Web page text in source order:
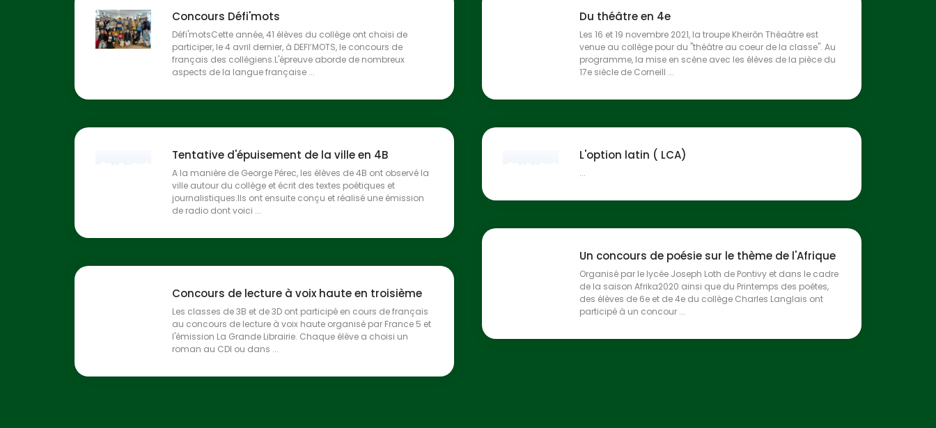
Concours Défi'mots
Défi'motsCette année, 41 élèves du collège ont choisi de
participer, le 4 avril dernier, à DEFI’MOTS, le concours de
français des collégiens.L'épreuve aborde de nombreux
aspects de la langue française ...
Du théâtre en 4e
Les 16 et 19 novembre 2021, la troupe Kheirôn Théaâtre est
venue au collège pour du "théâtre au coeur de la classe". Au
programme, la mise en scène avec les élèves de la pièce du
17e siècle de Corneill ...
Tentative d'épuisement de la ville en 4B
A la manière de George Pérec, les élèves de 4B ont observé la
ville autour du collège et écrit des textes poétiques et
journalistiques.Ils ont ensuite conçu et réalisé une émission
de radio dont voici ...
L'option latin ( LCA)
...
Un concours de poésie sur le thème de l'Afrique
Organisé par le lycée Joseph Loth de Pontivy et dans le cadre
de la saison Afrika2020 ainsi que du Printemps des poètes,
des élèves de 6e et de 4e du collège Charles Langlais ont
participé à un concour ...
Concours de lecture à voix haute en troisième
Les classes de 3B et de 3D ont participé en cours de français
au concours de lecture à voix haute organisé par France 5 et
l'émission La Grande Librairie. Chaque élève a choisi un
roman au CDI ou dans ...